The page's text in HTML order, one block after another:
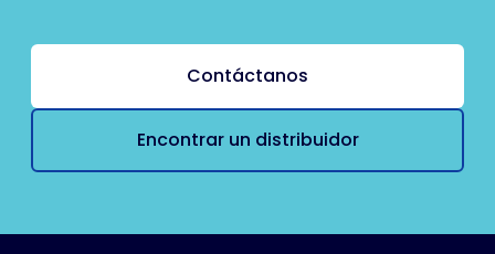
Contáctanos
Encontrar un distribuidor